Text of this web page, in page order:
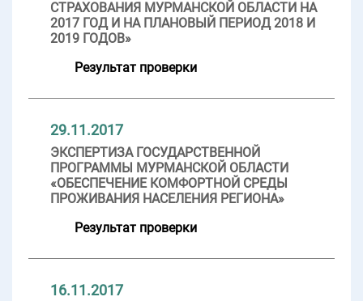
СТРАХОВАНИЯ МУРМАНСКОЙ ОБЛАСТИ НА
2017 ГОД И НА ПЛАНОВЫЙ ПЕРИОД 2018 И
2019 ГОДОВ»
Результат проверки
29.11.2017
ЭКСПЕРТИЗА ГОСУДАРСТВЕННОЙ
ПРОГРАММЫ МУРМАНСКОЙ ОБЛАСТИ
«ОБЕСПЕЧЕНИЕ КОМФОРТНОЙ СРЕДЫ
ПРОЖИВАНИЯ НАСЕЛЕНИЯ РЕГИОНА»
Результат проверки
16.11.2017